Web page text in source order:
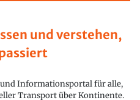
und verstehen,
Informationsportal für alle,
Transport über Kontinente.